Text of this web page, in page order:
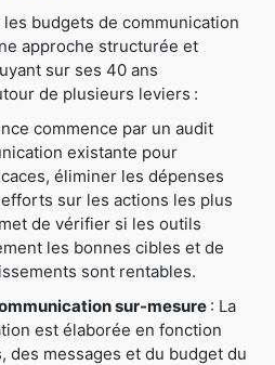
les budgets de communication
approche structurée et
sur ses 40 ans
de plusieurs leviers :
commence par un audit
existante pour
éliminer les dépenses
sur les actions les plus
de vérifier si les outils
les bonnes cibles et de
sont rentables.
sur-mesure : La
est élaborée en fonction
des messages et du budget du